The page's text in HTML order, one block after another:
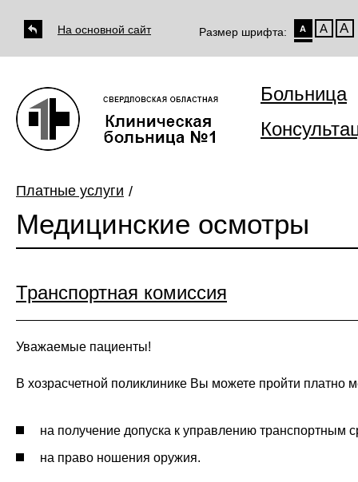
На основной сайт Размер шрифта: А А А
Больница
Платные услуги
Медицинские осмотры
Транспортная комиссия
Уважаемые пациенты!
В хозрасчетной поликлинике Вы можете пройти платно
на получение допуска к управлению транспортным
на право ношения оружия.